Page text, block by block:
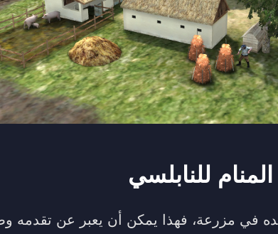
للنابلسي
في مزرعة، فهذا يمكن أن يعبر عن تقدمه